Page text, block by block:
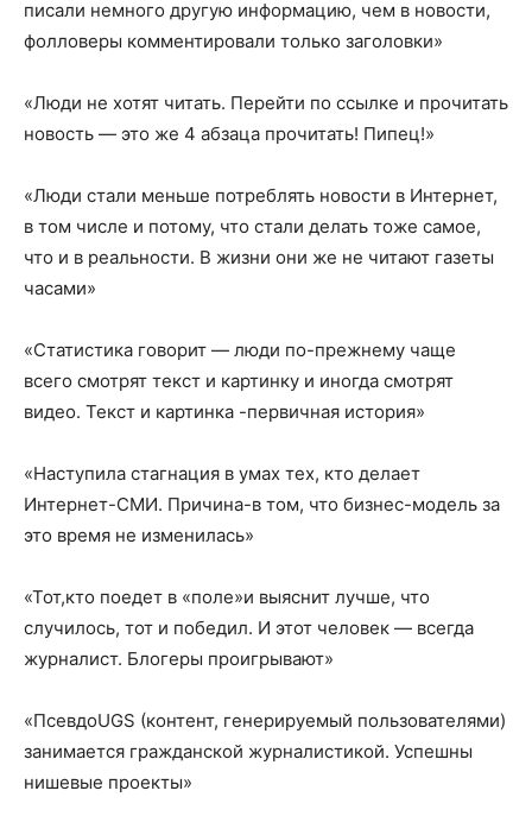
писали немного другую информацию, чем в новости,
фолловеры комментировали только заголовки»
«Люди не хотят читать. Перейти по ссылке и прочитать
новость — это же 4 абзаца прочитать! Пипец!»
«Люди стали меньше потреблять новости в Интернет,
в том числе и потому, что стали делать тоже самое,
что и в реальности. В жизни они же не читают газеты
часами»
«Статистика говорит — люди по-прежнему чаще
всего смотрят текст и картинку и иногда смотрят
видео. Текст и картинка -первичная история»
«Наступила стагнация в умах тех, кто делает
Интернет-СМИ. Причина-в том, что бизнес-модель за
это время не изменилась»
«Тот,кто поедет в «поле»и выяснит лучше, что
случилось, тот и победил. И этот человек — всегда
журналист. Блогеры проигрывают»
«ПсевдоUGS (контент, генерируемый пользователями)
занимается гражданской журналистикой. Успешны
нишевые проекты»